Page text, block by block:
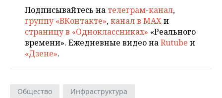
ТЕЛЕКОММУНИКАЦИИ
БИЗНЕС-БРАНЧИ
ONLINE-КОНФЕРЕНЦИИ
ОТКРЫТАЯ ЛЕКЦИЯ
ФУТБОЛ
ХОККЕЙ
БАСКЕТБОЛ
НОВОСТИ ОБЩЕСТВА
ВЛАСТЬ
ИНФРАСТРУКТУРА
ФОТОГАЛЕРЕЯ
СЮЖЕТЫ
СПРАВОЧНИК
Подписывайтесь на телеграм-канал,
группу «ВКонтакте»,канал в MAXи
страницу в «Одноклассниках» «Реального
времени». Ежедневные видео наRutube и
«Дзене».
Общество Инфраструктура